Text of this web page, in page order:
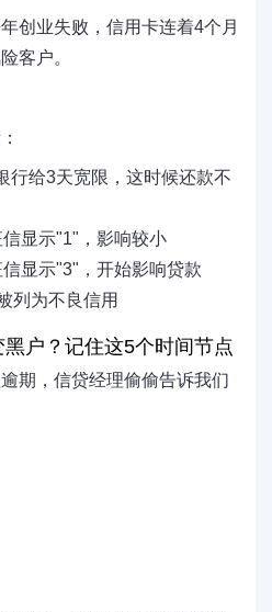
创业失败，信用卡连着4个月
客户。
行给3天宽限，这时候还款不
信显示"1"，影响较小
信显示"3"，开始影响贷款
列为不良信用
户？记住这5个时间节点
期，信贷经理偷偷告诉我们